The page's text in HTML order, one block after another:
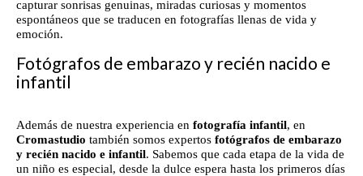
capturar sonrisas genuinas, miradas curiosas y momentos
espontáneos que se traducen en fotografías llenas de vida y
emoción.
Fotógrafos de embarazo y recién nacido e
infantil
Además de nuestra experiencia en fotografía infantil, en
Cromastudio también somos expertos fotógrafos de embarazo
y recién nacido e infantil. Sabemos que cada etapa de la vida de
un niño es especial, desde la dulce espera hasta los primeros días